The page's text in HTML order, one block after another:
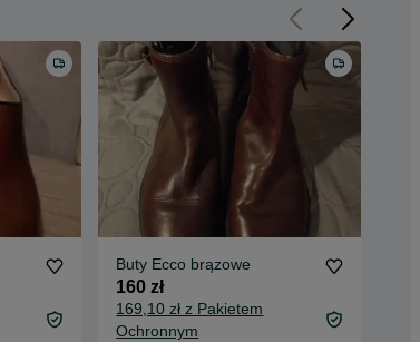
Buty Ecco brązowe
160 zł
169,10 zł z Pakietem
Ochronnym